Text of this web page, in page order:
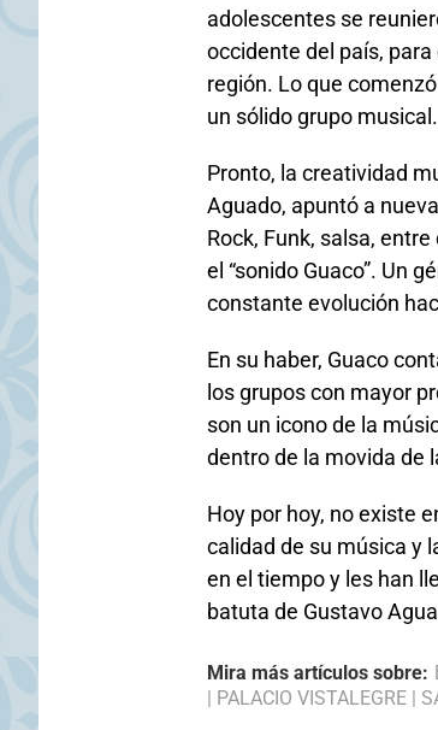
adolescentes se
occidente del país,
región. Lo que
un sólido grupo musical.
Pronto, la creatividad
Aguado, apuntó a
Rock, Funk, salsa,
el “sonido Guaco”. Un
constante evolución
En su haber, Guaco
los grupos con mayor
son un icono de la
dentro de la movida de
Hoy por hoy, no existe
calidad de su música y
en el tiempo y les han
batuta de Gustavo
Mira más artículos sobre:
| PALACIO VISTALEGRE |